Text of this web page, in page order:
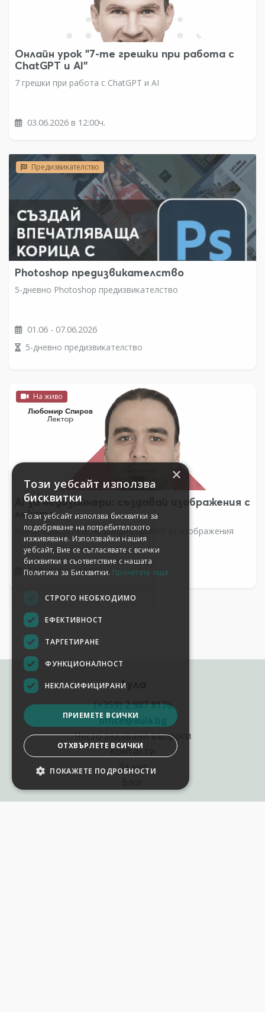
Онлайн урок "7-те грешки при работа с
ChatGPT и AI"
7 грешки при работа с ChatGPT и AI
03.06.2026 в 12:00ч.
Предизвикателство
Photoshop предизвикателство
5-дневно Photoshop предизвикателство
01.06 - 07.06.2026
5-дневно предизвикателство
На живо
AI за недизайнери: създавай изображения с
лекота
Научи тънкостите на добрия промпт за изображения
27.05.2026 в 16:00ч.
Аула
(+359) 2 987 8176
office@aula.bg
Често задавани въпроси
Контакти
За нас